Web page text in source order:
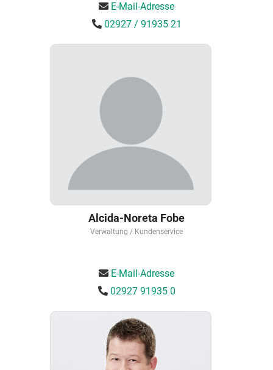
E-Mail-Adresse
02927 / 91935 21
Alcida-Noreta Fobe
Verwaltung / Kundenservice
E-Mail-Adresse
02927 91935 0